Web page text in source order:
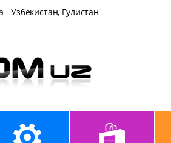
- Узбекистан, Гулистан